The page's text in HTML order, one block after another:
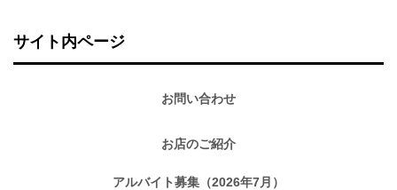
サイト内ページ
お問い合わせ
お店のご紹介
アルバイト募集（2026年7月）